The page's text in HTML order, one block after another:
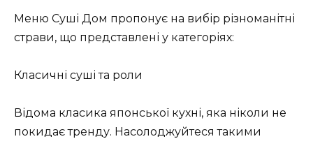
Меню Суші Дом пропонує на вибір різноманітні
страви, що представлені у категоріях:
Класичні суші та роли
Відома класика японської кухні, яка ніколи не
покидає тренду. Насолоджуйтеся такими